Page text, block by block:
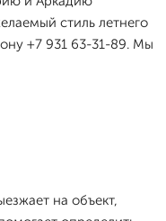
стиль летнего
+7 931 63-31-89. Мы
на объект,